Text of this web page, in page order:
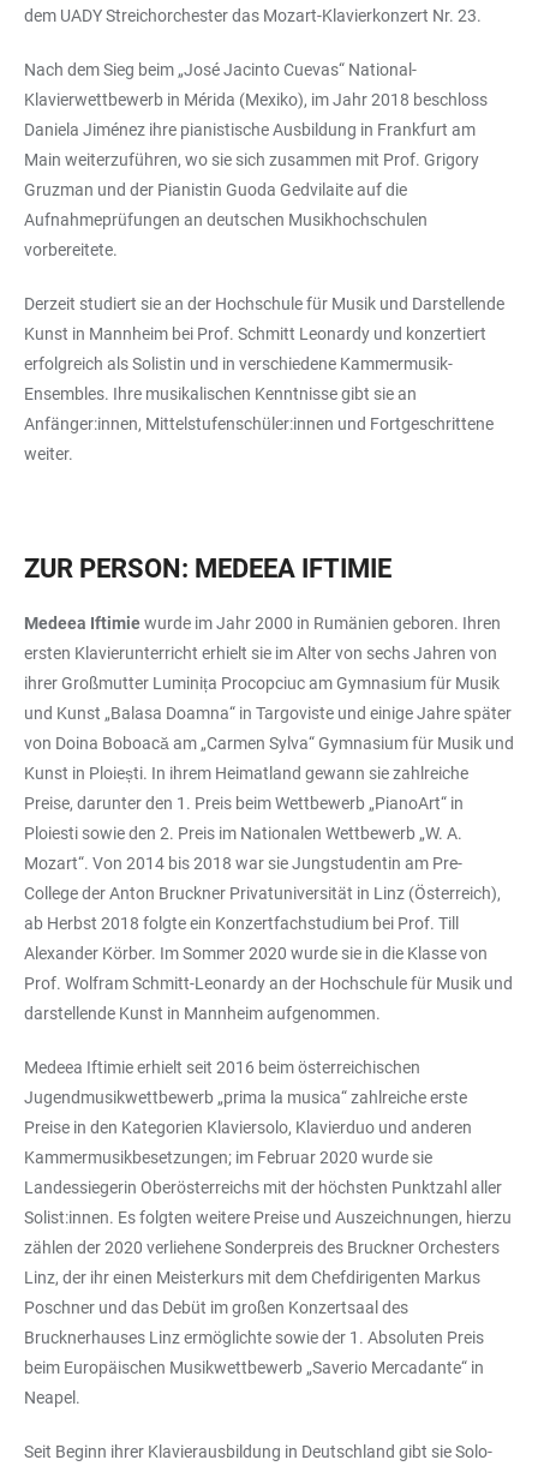
dem UADY Streichorchester das Mozart-Klavierkonzert Nr. 23.
Nach dem Sieg beim „José Jacinto Cuevas“ National-
Klavierwettbewerb in Mérida (Mexiko), im Jahr 2018 beschloss
Daniela Jiménez ihre pianistische Ausbildung in Frankfurt am
Main weiterzuführen, wo sie sich zusammen mit Prof. Grigory
Gruzman und der Pianistin Guoda Gedvilaite auf die
Aufnahmeprüfungen an deutschen Musikhochschulen
vorbereitete.
Derzeit studiert sie an der Hochschule für Musik und Darstellende
Kunst in Mannheim bei Prof. Schmitt Leonardy und konzertiert
erfolgreich als Solistin und in verschiedene Kammermusik-
Ensembles. Ihre musikalischen Kenntnisse gibt sie an
Anfänger:innen, Mittelstufenschüler:innen und Fortgeschrittene
weiter.
ZUR PERSON: MEDEEA IFTIMIE
Medeea Iftimiewurde im Jahr 2000 in Rumänien geboren. Ihren
ersten Klavierunterricht erhielt sie im Alter von sechs Jahren von
ihrer Großmutter Luminița Procopciuc am Gymnasium für Musik
und Kunst „Balasa Doamna“ in Targoviste und einige Jahre später
von Doina Boboacă am „Carmen Sylva“ Gymnasium für Musik und
Kunst in Ploiești. In ihrem Heimatland gewann sie zahlreiche
Preise, darunter den 1. Preis beim Wettbewerb „PianoArt“ in
Ploiesti sowie den 2. Preis im Nationalen Wettbewerb „W. A.
Mozart“. Von 2014 bis 2018 war sie Jungstudentin am Pre-
College der Anton Bruckner Privatuniversität in Linz (Österreich),
ab Herbst 2018 folgte ein Konzertfachstudium bei Prof. Till
Alexander Körber. Im Sommer 2020 wurde sie in die Klasse von
Prof. Wolfram Schmitt-Leonardy an der Hochschule für Musik und
darstellende Kunst in Mannheim aufgenommen.
Medeea Iftimie erhielt seit 2016 beim österreichischen
Jugendmusikwettbewerb „prima la musica“ zahlreiche erste
Preise in den Kategorien Klaviersolo, Klavierduo und anderen
Kammermusikbesetzungen; im Februar 2020 wurde sie
Landessiegerin Oberösterreichs mit der höchsten Punktzahl aller
Solist:innen. Es folgten weitere Preise und Auszeichnungen, hierzu
zählen der 2020 verliehene Sonderpreis des Bruckner Orchesters
Linz, der ihr einen Meisterkurs mit dem Chefdirigenten Markus
Poschner und das Debüt im großen Konzertsaal des
Brucknerhauses Linz ermöglichte sowie der 1. Absoluten Preis
beim Europäischen Musikwettbewerb „Saverio Mercadante“ in
Neapel.
Seit Beginn ihrer Klavierausbildung in Deutschland gibt sie Solo-